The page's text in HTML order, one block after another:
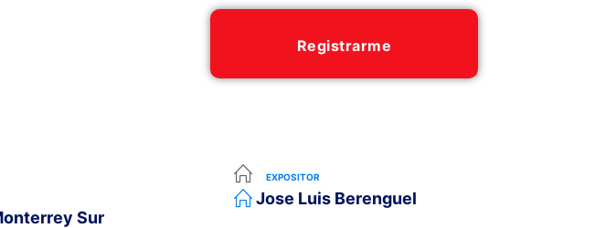
Registrarme
Sur
EXPOSITOR
Jose Luis Berenguel